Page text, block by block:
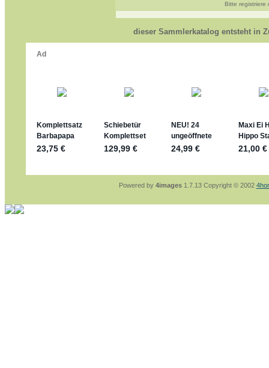
Bonsaipanther:geschrieben am: 10. 5.
@ Harald
https://www.ue-ei-portal-
Dein Enkel sollte zur Strafe die nächsten
jan-lukas:
geschrieben am: 29. 4. 2026 -
https://www.ferrero-
stimmt, jetzt fällt es mir auch ein
*Bussi*
Bonsaipanther:
geschrieben am: 28. 4.
So habe ich das in Erinnerung ... oder?
jan-lukas:geschrieben am: 28. 4. 2026 -
Bitte registriere
dieser Sammlerkatalog entsteht in
Powered by 4images1.7.13 Copyright © 2002